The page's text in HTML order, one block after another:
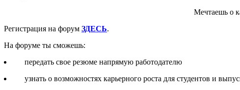
Мечтаешь о
Регистрация на форум ЗДЕСЬ.
На форуме ты сможешь:
передать свое резюме напрямую работодателю
узнать о возможностях карьерного роста для студентов и